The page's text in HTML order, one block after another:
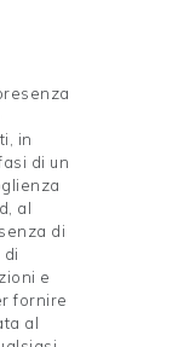
in
di un
al
di
e
fornire
al